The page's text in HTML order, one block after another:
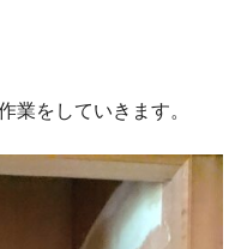
業をしていきます。